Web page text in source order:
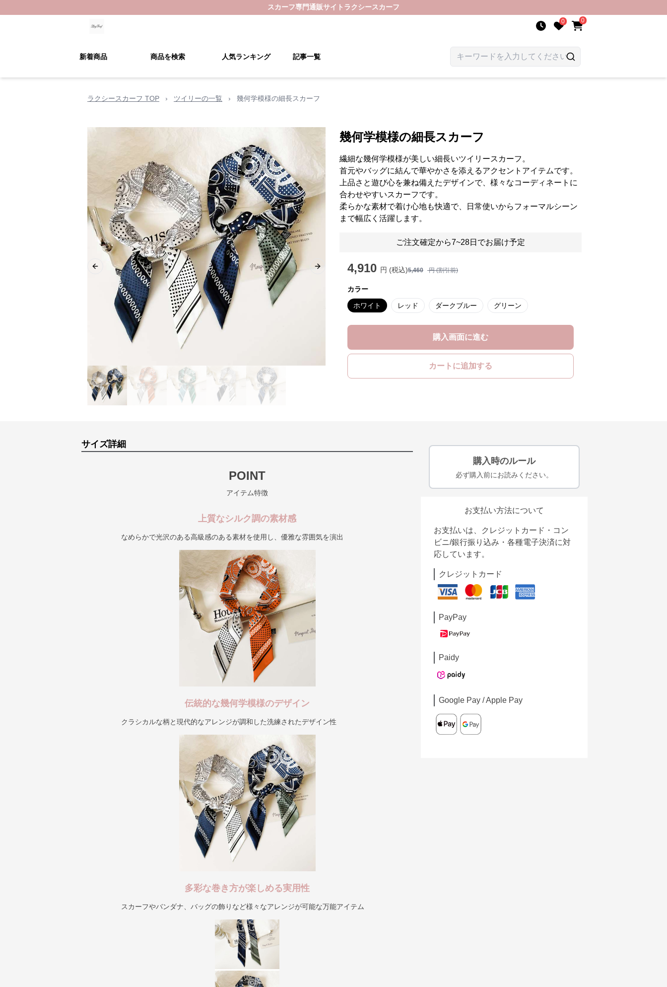
スカーフ専門通販サイト ラクシースカーフ
0 0
新着商品 商品を検索 人気ランキング 記事一覧
ラクシースカーフ TOP › ツイリーの一覧 › 幾何学模様の細長スカーフ
Previous slide Next slide
幾何学模様の細長スカーフ
繊細な幾何学模様が美しい細長いツイリースカーフ。
首元やバッグに結んで華やかさを添えるアクセントアイテムです。
上品さと遊び心を兼ね備えたデザインで、様々なコーディネートに
合わせやすいスカーフです。
柔らかな素材で着け心地も快適で、日常使いからフォーマルシーン
まで幅広く活躍します。
ご注文確定から7~28日でお届け予定
4,910 円 (税込)5,460 円 (割引前)
カラー
ホワイト レッド ダークブルー グリーン
購入画面に進む
カートに追加する
サイズ詳細
POINT
アイテム特徴
上質なシルク調の素材感
なめらかで光沢のある高級感のある素材を使用し、優雅な雰囲気を演出
伝統的な幾何学模様のデザイン
クラシカルな柄と現代的なアレンジが調和した洗練されたデザイン性
多彩な巻き方が楽しめる実用性
スカーフやバンダナ、バッグの飾りなど様々なアレンジが可能な万能アイテム
購入時のルール
必ず購入前にお読みください。
お支払い方法について
お支払いは、クレジットカード・コン
ビニ/銀行振り込み・各種電子決済に対
応しています。
クレジットカード
PayPay
Paidy
Google Pay / Apple Pay